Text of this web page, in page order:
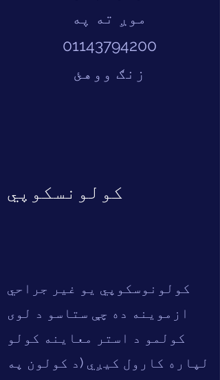
کولونوسکوپي یو غیر جراحي
ازموینه ده چې ستاسو د لوی
کولمو د استر معاینه کولو
لپاره کارول کیږي (د کولون په
کولونسکوپي
موږ ته په
01143794200
زنګ ووهئ